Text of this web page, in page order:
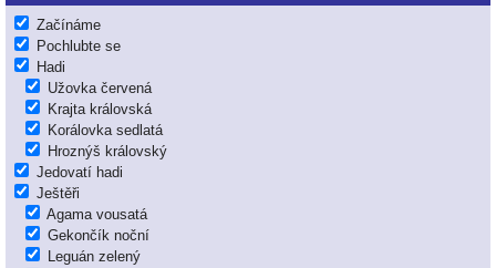
Začínáme
Pochlubte se
Hadi
Užovka červená
Krajta královská
Korálovka sedlatá
Hroznýš královský
Jedovatí hadi
Ještěři
Agama vousatá
Gekončík noční
Leguán zelený